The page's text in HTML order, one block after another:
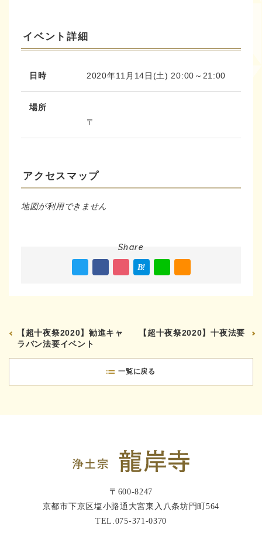
イベント詳細
日時 2020年11月14日(土) 20:00～21:00
場所
〒
アクセスマップ
地図が利用できません
Share
【超十夜祭2020】勧進キャ
ラバン法要イベント
【超十夜祭2020】十夜法要
一覧に戻る
〒600-8247
京都市下京区塩小路通大宮東入八条坊門町564
TEL. 075-371-0370